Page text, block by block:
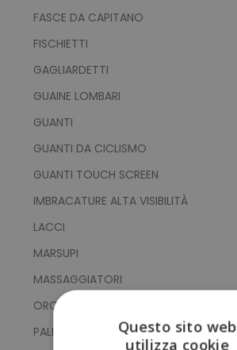
FASCE DA CAPITANO
FISCHIETTI
GAGLIARDETTI
GUAINE LOMBARI
GUANTI
GUANTI DA CICLISMO
GUANTI TOUCH SCREEN
IMBRACATURE ALTA VISIBILITÀ
LACCI
MARSUPI
MASSAGGIATORI
OROLOGI SPORTIVI
PALLE YOGA
Questo sito web
utilizza cookie